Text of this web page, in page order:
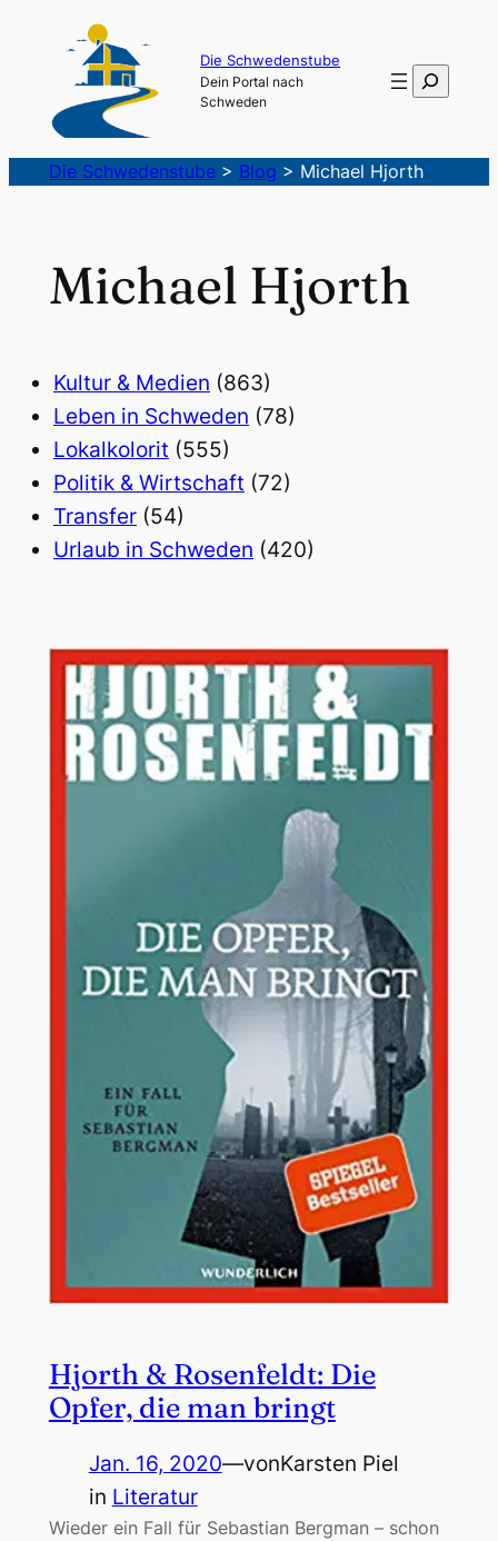
Die Schwedenstube
Dein Portal nach
Schweden
Suchen
Die Schwedenstube> Blog > Michael Hjorth
Michael Hjorth
Kultur & Medien (863)
Leben in Schweden (78)
Lokalkolorit (555)
Politik & Wirtschaft (72)
Transfer (54)
Urlaub in Schweden (420)
Hjorth & Rosenfeldt: Die
Opfer, die man bringt
Jan. 16, 2020—vonKarsten Piel
in Literatur
Wieder ein Fall für Sebastian Bergman – schon